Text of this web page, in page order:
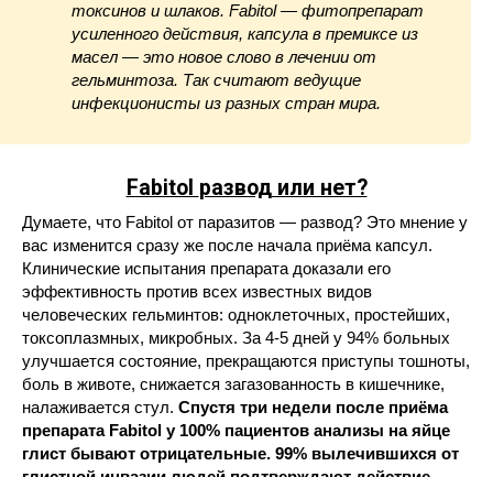
токсинов и шлаков. Fabitol — фитопрепарат
усиленного действия, капсула в премиксе из
масел — это новое слово в лечении от
гельминтоза. Так считают ведущие
инфекционисты из разных стран мира.
Fabitol развод или нет?
Думаете, что Fabitol от паразитов — развод? Это мнение у
вас изменится сразу же после начала приёма капсул.
Клинические испытания препарата доказали его
эффективность против всех известных видов
человеческих гельминтов: одноклеточных, простейших,
токсоплазмных, микробных. За 4-5 дней у 94% больных
улучшается состояние, прекращаются приступы тошноты,
боль в животе, снижается загазованность в кишечнике,
налаживается стул. Спустя три недели после приёма
препарата Fabitol у 100% пациентов анализы на яйце
глист бывают отрицательные. 99% вылечившихся от